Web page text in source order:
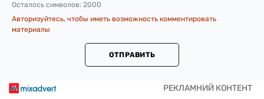
Осталось символов: 2000
Авторизуйтесь, чтобы иметь возможность комментировать
материалы
ОТПРАВИТЬ